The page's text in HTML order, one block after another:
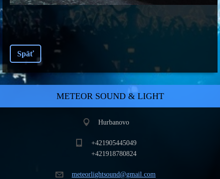
Späť
METEOR SOUND & LIGHT
Hurbanovo
+421905445049
+421918780824
meteorlightsound@gmail.com